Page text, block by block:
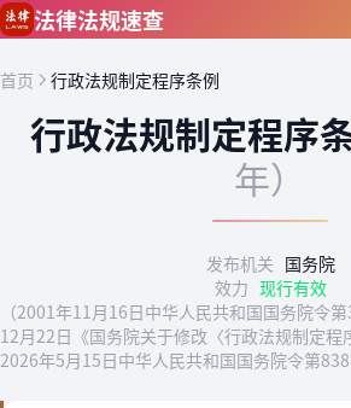
跳到主要内容
法律法规速查
首页 行政法规制定程序条例
行政法规制定程序
年）
发布机关 国务院
效力 现行有效
（2001年11月16日中华人民共和国国务院
12月22日《国务院关于修改〈行政法规制定
2026年5月15日中华人民共和国国务院令第838